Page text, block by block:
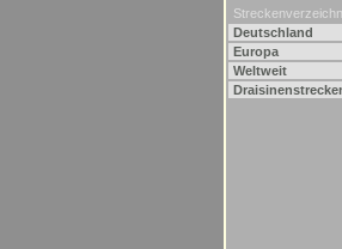
Deutschland
Europa
Weltweit